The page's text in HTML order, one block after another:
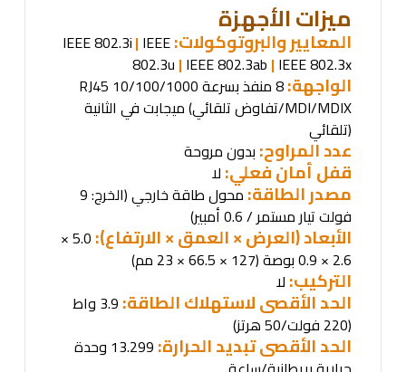
ميزات الأجهزة
المعايير والبروتوكولات:
IEEE 802.3i
|IEEE
802.3u |IEEE 802.3ab |IEEE 802.3x
الواجهة:8 منفذ
بسرعة 10/100/1000
ميجابت في الثانية(تفاوض تلقائي/MDI/MDIX
تلقائي)
عدد المراوح: بدون مروحة
قفل أمان فعلي: لا
مصدر الطاقة:
محول طاقة خارجي (الخرج: 9
فولت تيار مستمر / 0.6 أمبير)
الأبعاد (العرض × العمق × الارتفاع):
5.0 ×
2.6 × 0.9 بوصة (127 × 66.5 × 23 مم)
التركيب: لا
الحد الأقصى لاستهلاك الطاقة:
3.9 واط
(220 فولت/50 هرتز)
الحد الأقصى تبديد الحرارة:
13.299 وحدة